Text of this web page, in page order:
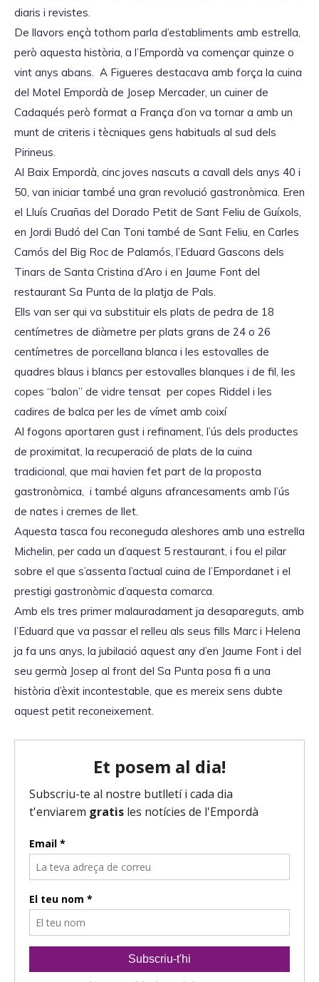
diaris i revistes.
De llavors ençà tothom parla d’establiments amb estrella,
però aquesta història, a l’Empordà va començar quinze o
vint anys abans. A Figueres destacava amb força la cuina
del Motel Empordà de Josep Mercader, un cuiner de
Cadaqués però format a França d’on va tornar a amb un
munt de criteris i tècniques gens habituals al sud dels
Pirineus.
Al Baix Empordà, cinc joves nascuts a cavall dels anys 40 i
50, van iniciar també una gran revolució gastronòmica. Eren
el Lluís Cruañas del Dorado Petit de Sant Feliu de Guíxols,
en Jordi Budó del Can Toni també de Sant Feliu, en Carles
Camós del Big Roc de Palamós, l’Eduard Gascons dels
Tinars de Santa Cristina d’Aro i en Jaume Font del
restaurant Sa Punta de la platja de Pals.
Ells van ser qui va substituir els plats de pedra de 18
centímetres de diàmetre per plats grans de 24 o 26
centímetres de porcellana blanca i les estovalles de
quadres blaus i blancs per estovalles blanques i de fil, les
copes “balon” de vidre tensat per copes Riddel i les
cadires de balca per les de vímet amb coixí
Al fogons aportaren gust i refinament, l’ús dels productes
de proximitat, la recuperació de plats de la cuina
tradicional, que mai havien fet part de la proposta
gastronòmica, i també alguns afrancesaments amb l’ús
de nates i cremes de llet.
Aquesta tasca fou reconeguda aleshores amb una estrella
Michelin, per cada un d’aquest 5 restaurant, i fou el pilar
sobre el que s’assenta l’actual cuina de l’Empordanet i el
prestigi gastronòmic d’aquesta comarca.
Amb els tres primer malauradament ja desapareguts, amb
l’Eduard que va passar el relleu als seus fills Marc i Helena
ja fa uns anys, la jubilació aquest any d’en Jaume Font i del
seu germà Josep al front del Sa Punta posa fi a una
història d’èxit incontestable, que es mereix sens dubte
aquest petit reconeixement.